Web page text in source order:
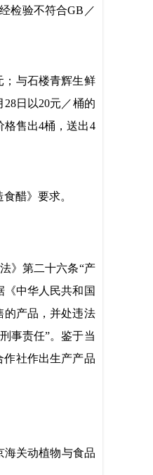
经检验不符合GB ／
；与石楼青辉生鲜
28日以20元／桶的
格售出4桶，送出4
食醋》要求。
》第二十六条“产
《中华人民共和国
的产品，并处违法
事责任”。鉴于当
作社作出生产产品
海关动植物与食品